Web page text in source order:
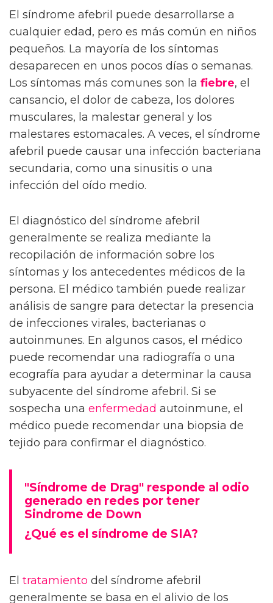
El síndrome afebril puede desarrollarse a
cualquier edad, pero es más común en niños
pequeños. La mayoría de los síntomas
desaparecen en unos pocos días o semanas.
Los síntomas más comunes son la fiebre, el
cansancio, el dolor de cabeza, los dolores
musculares, la malestar general y los
malestares estomacales. A veces, el síndrome
afebril puede causar una infección bacteriana
secundaria, como una sinusitis o una
infección del oído medio.
El diagnóstico del síndrome afebril
generalmente se realiza mediante la
recopilación de información sobre los
síntomas y los antecedentes médicos de la
persona. El médico también puede realizar
análisis de sangre para detectar la presencia
de infecciones virales, bacterianas o
autoinmunes. En algunos casos, el médico
puede recomendar una radiografía o una
ecografía para ayudar a determinar la causa
subyacente del síndrome afebril. Si se
sospecha una enfermedad autoinmune, el
médico puede recomendar una biopsia de
tejido para confirmar el diagnóstico.
"Síndrome de Drag" responde al odio
generado en redes por tener
Sindrome de Down
¿Qué es el síndrome de SIA?
El tratamiento del síndrome afebril
generalmente se basa en el alivio de los